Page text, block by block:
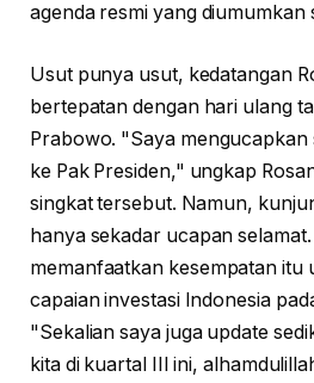
agenda resmi yang diumumkan
Usut punya usut, kedatangan
bertepatan dengan hari ulang
Prabowo. "Saya mengucapkan
ke Pak Presiden," ungkap
singkat tersebut. Namun,
hanya sekadar ucapan
memanfaatkan kesempatan itu
capaian investasi Indonesia
"Sekalian saya juga update
kita di kuartal III ini,